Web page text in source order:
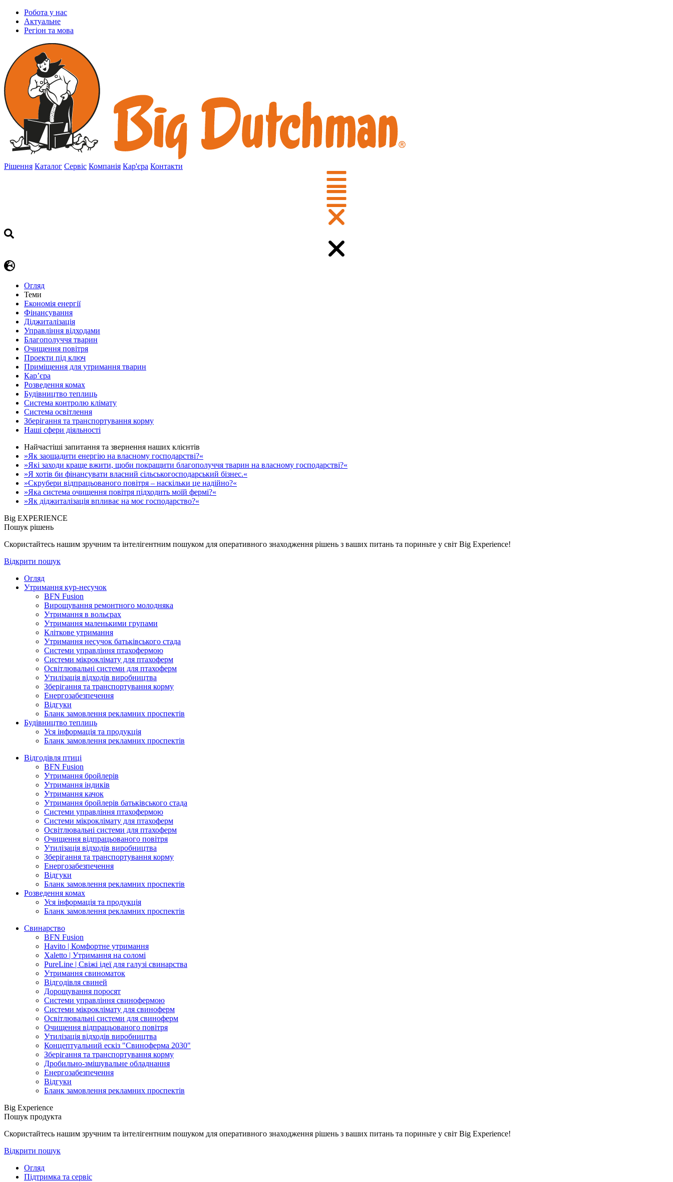
Робота у нас
Актуальне
Регіон та мова
Рішення Каталог Сервіс Компанія Кар'єра Контакти
Огляд
Теми
Економія енергії
Фінансування
Діджиталізація
Управління відходами
Благополуччя тварин
Очищення повітря
Проекти під ключ
Приміщення для утримання тварин
Кар’єра
Розведення комах
Будівництво теплиць
Система контролю клімату
Система освітлення
Зберігання та транспортування корму
Наші сфери діяльності
Найчастіші запитання та звернення наших клієнтів
»Як заощадити енергію на власному господарстві?«
»Які заходи краще вжити, щоби покращити благополуччя тварин на власному господарстві?«
»Я хотів би фінансувати власний сільськогосподарський бізнес.«
»Скрубери відпрацьованого повітря – наскільки це надійно?«
»Яка система очищення повітря підходить моїй фермі?«
»Як діджиталізація впливає на моє господарство?«
Big EXPERIENCE
Пошук рішень
Скористайтесь нашим зручним та інтелігентним пошуком для оперативного знаходження рішень з ваших питань та пориньте у світ Big Experience!
Відкрити пошук
Огляд
Утримання кур-несучок
BFN Fusion
Вирощування ремонтного молодняка
Утримання в вольєрах
Утримання маленькими групами
Кліткове утримання
Утримання несучок батьківського стада
Системи управління птахофермою
Системи мікроклімату для птахоферм
Освітлювальні системи для птахоферм
Утилізація відходів виробництва
Зберігання та транспортування корму
Енергозабезпечення
Відгуки
Бланк замовлення рекламних проспектів
Будівництво теплиць
Уся інформація та продукція
Бланк замовлення рекламних проспектів
Відгодівля птиці
BFN Fusion
Утримання бройлерів
Утримання індиків
Утримання качок
Утримання бройлерів батьківського стада
Системи управління птахофермою
Системи мікроклімату для птахоферм
Освітлювальні системи для птахоферм
Очищення відпрацьованого повітря
Утилізація відходів виробництва
Зберігання та транспортування корму
Енергозабезпечення
Відгуки
Бланк замовлення рекламних проспектів
Розведення комах
Уся інформація та продукція
Бланк замовлення рекламних проспектів
Свинарство
BFN Fusion
Havito | Комфортне утримання
Xaletto | Утримання на соломі
PureLine | Свіжі ідеї для галузі свинарства
Утримання свиноматок
Відгодівля свиней
Дорощування поросят
Системи управління свинофермою
Системи мікроклімату для свиноферм
Освітлювальні системи для свиноферм
Очищення відпрацьованого повітря
Утилізація відходів виробництва
Концептуальний ескіз "Свиноферма 2030"
Зберігання та транспортування корму
Дробильно-змішувальне обладнання
Енергозабезпечення
Відгуки
Бланк замовлення рекламних проспектів
Big Experience
Пошук продукта
Скористайтесь нашим зручним та інтелігентним пошуком для оперативного знаходження рішень з ваших питань та пориньте у світ Big Experience!
Відкрити пошук
Огляд
Підтримка та сервіс